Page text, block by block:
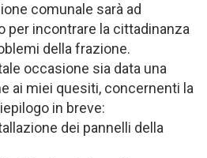
comunale sarà ad
per incontrare la cittadinanza
della frazione.
occasione sia data una
ai miei quesiti, concernenti la
in breve:
dei pannelli della